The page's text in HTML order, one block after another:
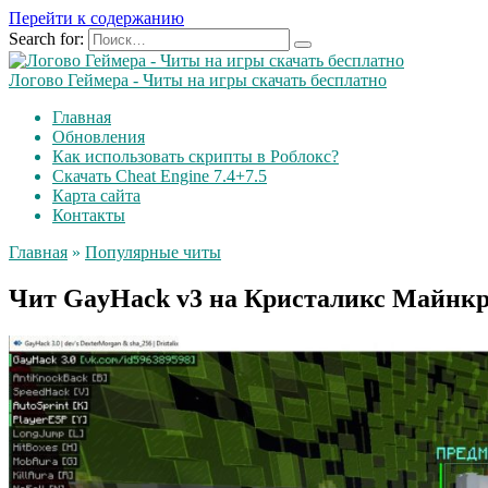
Перейти к содержанию
Search for:
Логово Геймера - Читы на игры скачать бесплатно
Главная
Обновления
Как использовать скрипты в Роблокс?
Скачать Cheat Engine 7.4+7.5
Карта сайта
Контакты
Главная » Популярные читы
Чит GayHack v3 на Кристаликс